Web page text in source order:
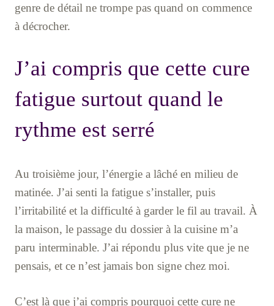
genre de détail ne trompe pas quand on commence
à décrocher.
J’ai compris que cette cure
fatigue surtout quand le
rythme est serré
Au troisième jour, l’énergie a lâché en milieu de
matinée. J’ai senti la fatigue s’installer, puis
l’irritabilité et la difficulté à garder le fil au travail. À
la maison, le passage du dossier à la cuisine m’a
paru interminable. J’ai répondu plus vite que je ne
pensais, et ce n’est jamais bon signe chez moi.
C’est là que j’ai compris pourquoi cette cure ne